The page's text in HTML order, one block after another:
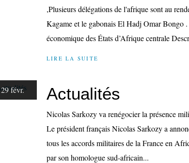
,Plusieurs délégations de l'afrique sont au
Kagame et le gabonais El Hadj Omar Bongo
économique des États d’Afrique centrale
LIRE LA SUITE
29 févr. Actualités
Nicolas Sarkozy va renégocier la présence
Le président français Nicolas Sarkozy a
tous les accords militaires de la France en
par son homologue sud-africain...